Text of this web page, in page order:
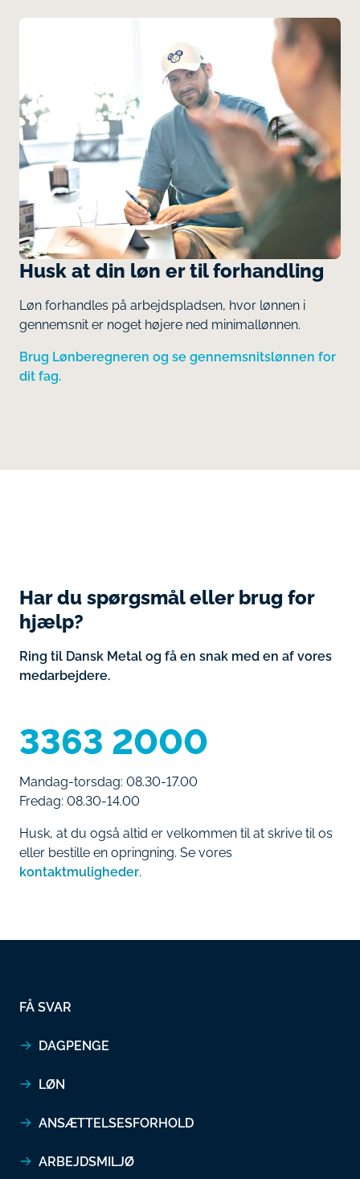
Husk at din løn er til forhandling
Løn forhandles på arbejdspladsen, hvor lønnen i
gennemsnit er noget højere ned minimallønnen.
Brug Lønberegneren og se gennemsnitslønnen for
dit fag.
Har du spørgsmål eller brug for
hjælp?
Ring til Dansk Metal og få en snak med en af vores
medarbejdere.
3363 2000
Mandag-torsdag: 08.30-17.00
Fredag: 08.30-14.00
Husk, at du også altid er velkommen til at skrive til os
eller bestille en opringning. Se vores
kontaktmuligheder.
FÅ SVAR
DAGPENGE
LØN
ANSÆTTELSESFORHOLD
ARBEJDSMILJØ